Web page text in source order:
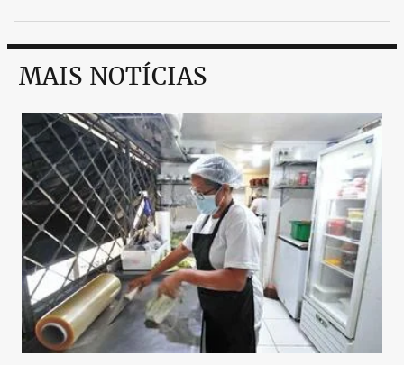
MAIS NOTÍCIAS